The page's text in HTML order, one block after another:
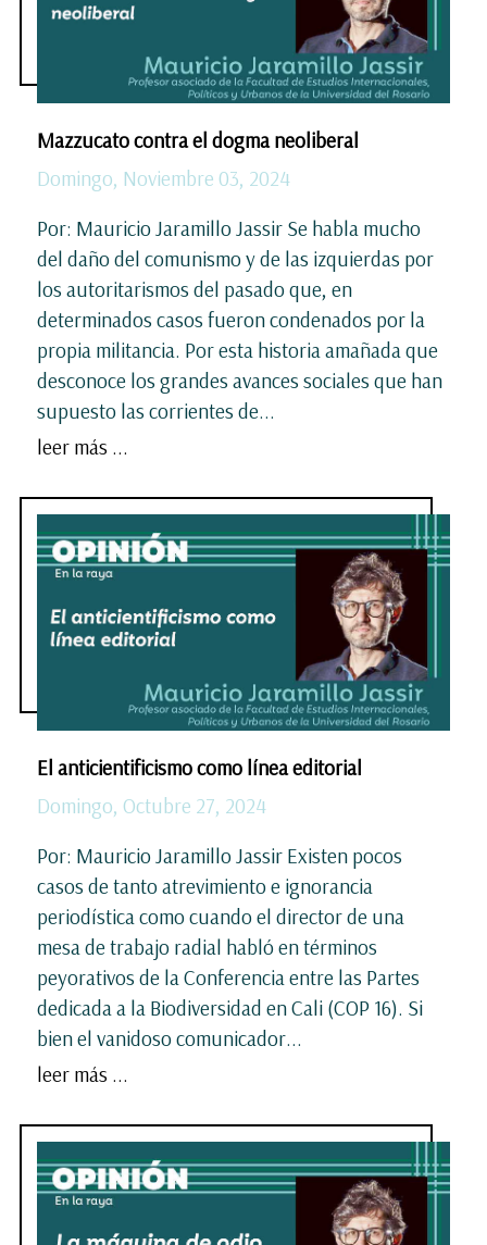
Mazzucato contra el dogma neoliberal
Domingo, Noviembre 03, 2024
Por: Mauricio Jaramillo Jassir Se habla mucho
del daño del comunismo y de las izquierdas por
los autoritarismos del pasado que, en
determinados casos fueron condenados por la
propia militancia. Por esta historia amañada que
desconoce los grandes avances sociales que han
supuesto las corrientes de...
leer más ...
El anticientificismo como línea editorial
Domingo, Octubre 27, 2024
Por: Mauricio Jaramillo Jassir Existen pocos
casos de tanto atrevimiento e ignorancia
periodística como cuando el director de una
mesa de trabajo radial habló en términos
peyorativos de la Conferencia entre las Partes
dedicada a la Biodiversidad en Cali (COP 16). Si
bien el vanidoso comunicador...
leer más ...